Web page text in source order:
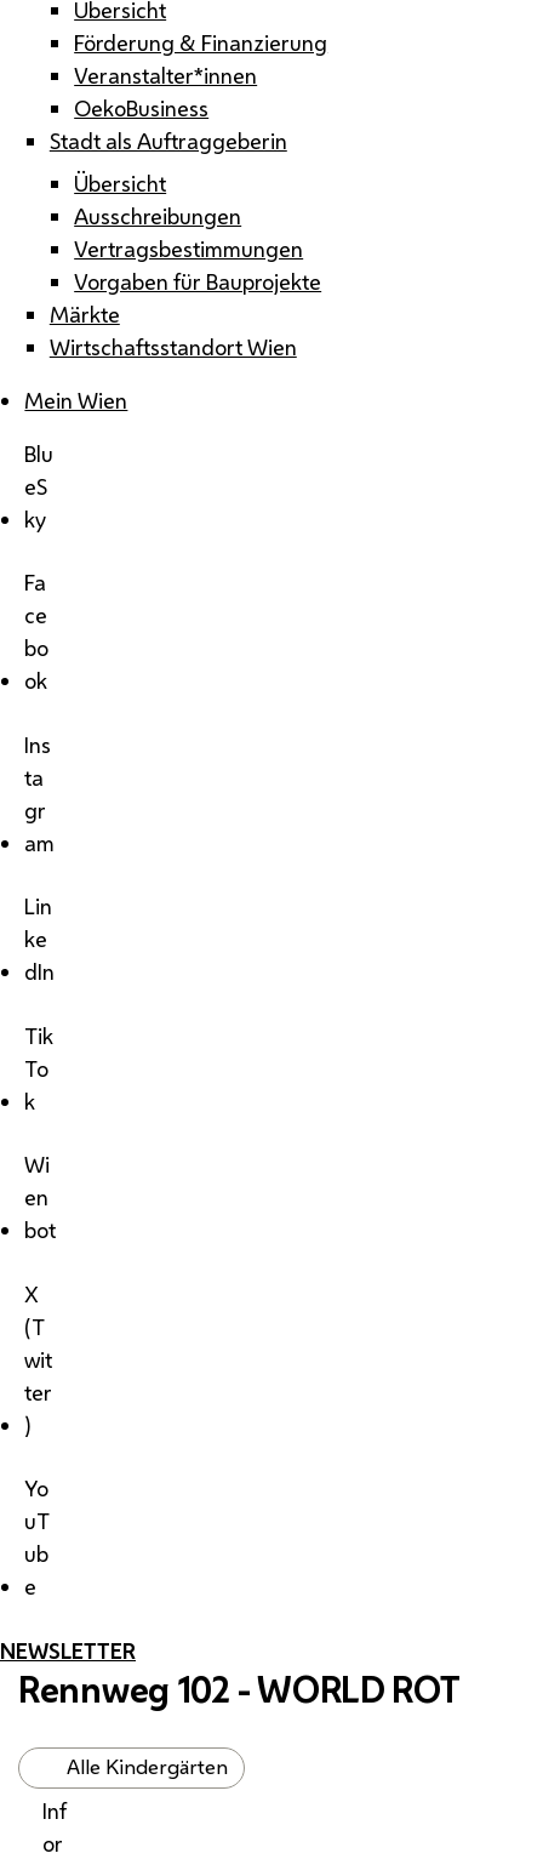
Übersicht
Förderung & Finanzierung
Veranstalter*innen
OekoBusiness
Stadt als Auftraggeberin
Übersicht
Ausschreibungen
Vertragsbestimmungen
Vorgaben für Bauprojekte
Märkte
Wirtschaftsstandort Wien
Mein Wien
Blu
eS
ky
Fa
ce
bo
ok
Ins
ta
gr
am
Lin
ke
dIn
Tik
To
k
Wi
en
bot
X
(T
wit
ter
)
Yo
uT
ub
e
NEWSLETTER
Rennweg 102 - WORLD ROT
Alle Kindergärten
Inf
or